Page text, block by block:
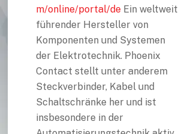
m/online/portal/de Ein weltweit
führender Hersteller von
Komponenten und Systemen
der Elektrotechnik. Phoenix
Contact stellt unter anderem
Steckverbinder, Kabel und
Schaltschränke her und ist
insbesondere in der